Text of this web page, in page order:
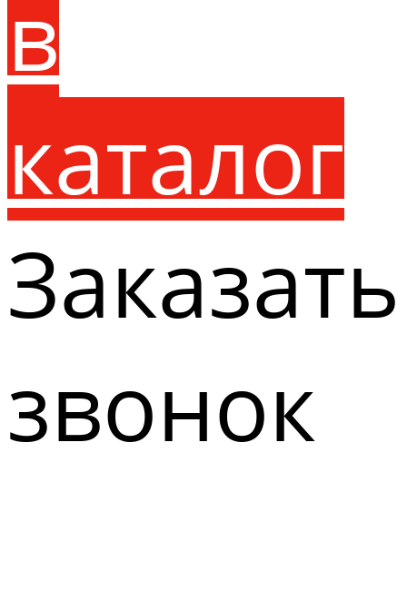
в
каталог
Заказать
звонок